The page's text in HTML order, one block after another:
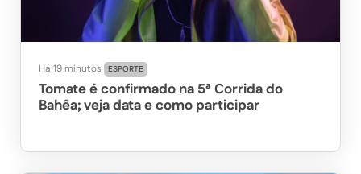
Há 19 minutos ESPORTE
Tomate é confirmado na 5ª Corrida do
Bahêa; veja data e como participar